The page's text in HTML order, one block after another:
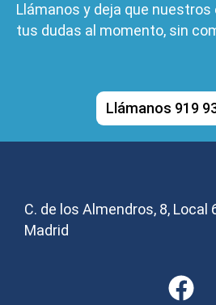
Llámanos y deja que
tus dudas al momento, sin
Llámanos 919
C. de los Almendros, 8, Local
Madrid